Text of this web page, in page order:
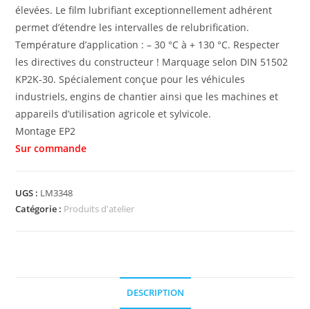
élevées. Le film lubrifiant exceptionnellement adhérent
permet d’étendre les intervalles de relubrification.
Température d’application : – 30 °C à + 130 °C. Respecter
les directives du constructeur ! Marquage selon DIN 51502
KP2K-30. Spécialement conçue pour les véhicules
industriels, engins de chantier ainsi que les machines et
appareils d’utilisation agricole et sylvicole.
Montage EP2
UGS : LM3348
Catégorie : Produits d'atelier
DESCRIPTION